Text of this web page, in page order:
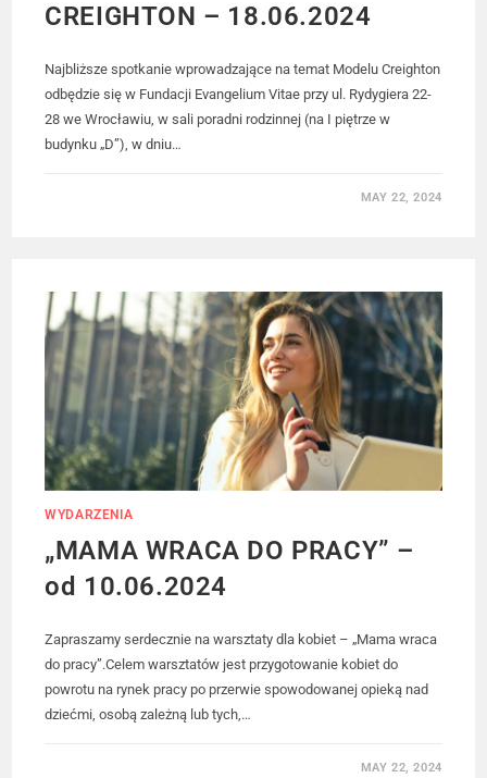
CREIGHTON – 18.06.2024
Najbliższe spotkanie wprowadzające na temat Modelu Creighton
odbędzie się w Fundacji Evangelium Vitae przy ul. Rydygiera 22-
28 we Wrocławiu, w sali poradni rodzinnej (na I piętrze w
budynku „D”), w dniu…
MAY 22, 2024
WYDARZENIA
„MAMA WRACA DO PRACY” –
od 10.06.2024
Zapraszamy serdecznie na warsztaty dla kobiet – „Mama wraca
do pracy”.Celem warsztatów jest przygotowanie kobiet do
powrotu na rynek pracy po przerwie spowodowanej opieką nad
dziećmi, osobą zależną lub tych,…
MAY 22, 2024